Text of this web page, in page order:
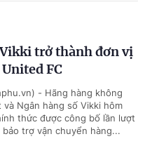
trở thành đơn vị
FC
- Hãng hàng không
và Ngân hàng số Vikki hôm
thức được công bố lần lượt
bảo trợ vận chuyển hàng...